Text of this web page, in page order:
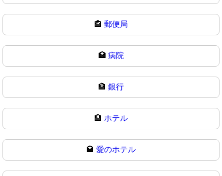
🏤 郵便局
🏥 病院
🏦 銀行
🏨 ホテル
🏩 愛のホテル